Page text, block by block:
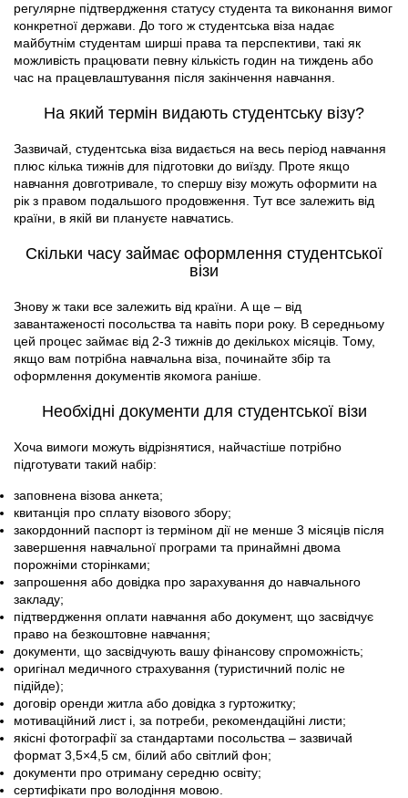
регулярне підтвердження статусу студента та виконання вимог
конкретної держави. До того ж студентська віза надає
майбутнім студентам ширші права та перспективи, такі як
можливість працювати певну кількість годин на тиждень або
час на працевлаштування після закінчення навчання.
На який термін видають студентську візу?
Зазвичай, студентська віза видається на весь період навчання
плюс кілька тижнів для підготовки до виїзду. Проте якщо
навчання довготривале, то спершу візу можуть оформити на
рік з правом подальшого продовження. Тут все залежить від
країни, в якій ви плануєте навчатись.
Скільки часу займає оформлення студентської
візи
Знову ж таки все залежить від країни. А ще – від
завантаженості посольства та навіть пори року. В середньому
цей процес займає від 2-3 тижнів до декількох місяців. Тому,
якщо вам потрібна навчальна віза, починайте збір та
оформлення документів якомога раніше.
Необхідні документи для студентської візи
Хоча вимоги можуть відрізнятися, найчастіше потрібно
підготувати такий набір:
заповнена візова анкета;
квитанція про сплату візового збору;
закордонний паспорт із терміном дії не менше 3 місяців після
завершення навчальної програми та принаймні двома
порожніми сторінками;
запрошення або довідка про зарахування до навчального
закладу;
підтвердження оплати навчання або документ, що засвідчує
право на безкоштовне навчання;
документи, що засвідчують вашу фінансову спроможність;
оригінал медичного страхування (туристичний поліс не
підійде);
договір оренди житла або довідка з гуртожитку;
мотиваційний лист і, за потреби, рекомендаційні листи;
якісні фотографії за стандартами посольства – зазвичай
формат 3,5×4,5 см, білий або світлий фон;
документи про отриману середню освіту;
сертифікати про володіння мовою.